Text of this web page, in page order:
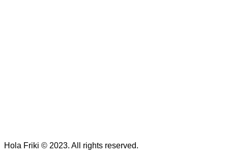
Hola Friki © 2023. All rights reserved.